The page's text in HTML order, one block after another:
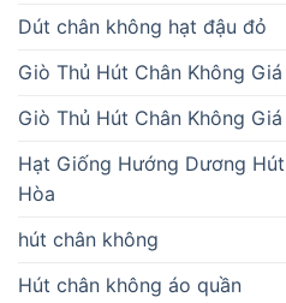
Dút chân không hạt đậu đỏ
Giò Thủ Hút Chân Không Giá
Giò Thủ Hút Chân Không
Hạt Giống Hướng Dương
Hòa
hút chân không
Hút chân không áo quần